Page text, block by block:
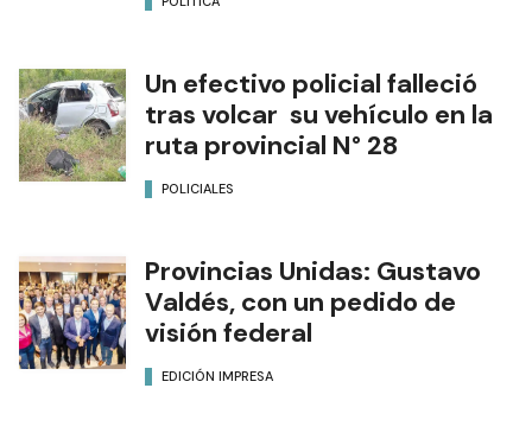
Un efectivo policial falleció
tras volcar su vehículo en la
ruta provincial N° 28
POLICIALES
Provincias Unidas: Gustavo
Valdés, con un pedido de
visión federal
EDICIÓN IMPRESA